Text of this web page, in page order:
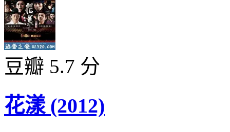
豆瓣 5.7 分
花漾 (2012)